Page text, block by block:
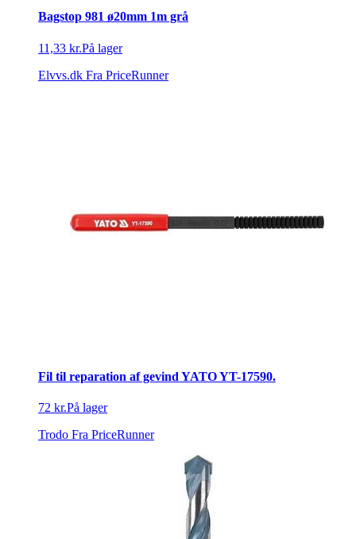
Bagstop 981 ø20mm 1m grå
11,33 kr.På lager
Elvvs.dk Fra PriceRunner
Fil til reparation af gevind YATO YT-17590.
72 kr.På lager
Trodo Fra PriceRunner